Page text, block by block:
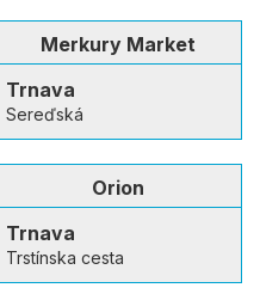
Merkury Market
Trnava
Sereďská
Orion
Trnava
Trstínska cesta